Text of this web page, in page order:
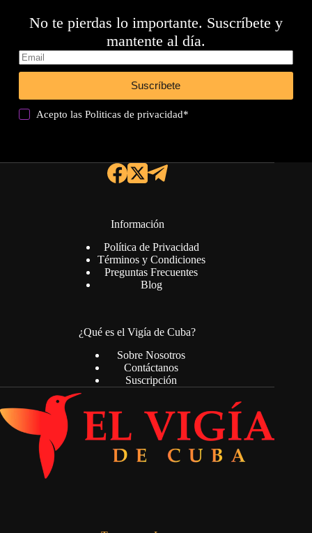
No te pierdas lo importante. Suscríbete y
mantente al día.
Suscríbete
Acepto lasPoliticas de privacidad*
Información
Política de Privacidad
Términos y Condiciones
Preguntas Frecuentes
Blog
¿Qué es el Vigía de Cuba?
Sobre Nosotros
Contáctanos
Suscripción